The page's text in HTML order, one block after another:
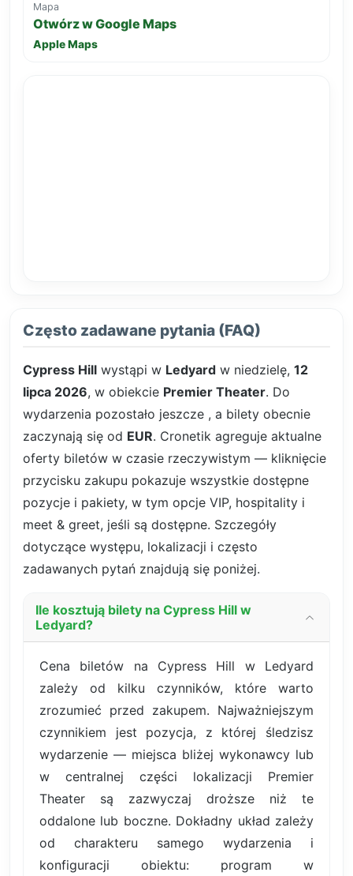
Mapa
Otwórz w Google Maps
Apple Maps
Często zadawane pytania (FAQ)
Cypress Hill wystąpi w Ledyard w niedzielę, 12
lipca 2026, w obiekcie Premier Theater. Do
wydarzenia pozostało jeszcze , a bilety obecnie
zaczynają się od EUR. Cronetik agreguje aktualne
oferty biletów w czasie rzeczywistym — kliknięcie
przycisku zakupu pokazuje wszystkie dostępne
pozycje i pakiety, w tym opcje VIP, hospitality i
meet & greet, jeśli są dostępne. Szczegóły
dotyczące występu, lokalizacji i często
zadawanych pytań znajdują się poniżej.
Ile kosztują bilety na Cypress Hill w
Ledyard?
Cena biletów na Cypress Hill w Ledyard
zależy od kilku czynników, które warto
zrozumieć przed zakupem. Najważniejszym
czynnikiem jest pozycja, z której śledzisz
wydarzenie — miejsca bliżej wykonawcy lub
w centralnej części lokalizacji Premier
Theater są zazwyczaj droższe niż te
oddalone lub boczne. Dokładny układ zależy
od charakteru samego wydarzenia i
konfiguracji obiektu: program w